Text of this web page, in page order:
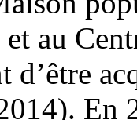
au
d’être
En